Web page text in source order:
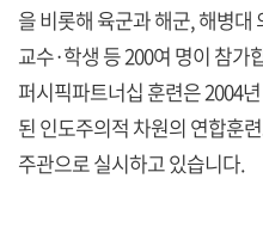
을 비롯해 육군과 해군, 해병
교수·학생 등 200여 명이 참가
퍼시픽파트너십 훈련은 2004
된 인도주의적 차원의 연합훈
주관으로 실시하고 있습니다.